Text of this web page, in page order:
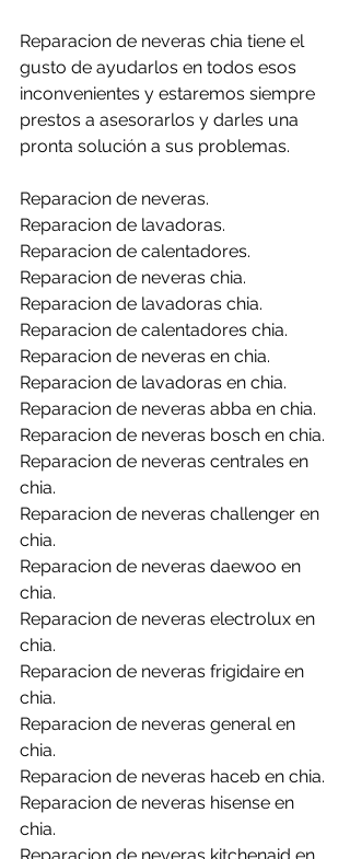
Reparacion de neveras chia tiene el
gusto de ayudarlos en todos esos
inconvenientes y estaremos siempre
prestos a asesorarlos y darles una
pronta solución a sus problemas.
Reparacion de neveras.
Reparacion de lavadoras.
Reparacion de calentadores.
Reparacion de neveras chia.
Reparacion de lavadoras chia.
Reparacion de calentadores chia.
Reparacion de neveras en chia.
Reparacion de lavadoras en chia.
Reparacion de neveras abba en chia.
Reparacion de neveras bosch en chia.
Reparacion de neveras centrales en
chia.
Reparacion de neveras challenger en
chia.
Reparacion de neveras daewoo en
chia.
Reparacion de neveras electrolux en
chia.
Reparacion de neveras frigidaire en
chia.
Reparacion de neveras general en
chia.
Reparacion de neveras haceb en chia.
Reparacion de neveras hisense en
chia.